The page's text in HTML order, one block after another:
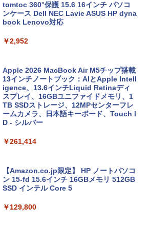
tomtoc 360°保護 15.6 16インチ パソコ
ンケース Dell NEC Lavie ASUS HP dyna
book Lenovo対応
￥2,952
Apple 2026 MacBook Air M5チップ搭載
13インチノートブック：AIとApple Intell
igence、13.6インチLiquid Retinaディ
スプレイ、16GBユニファイドメモリ、1
TB SSDストレージ、12MPセンターフレ
ームカメラ、日本語キーボード、Touch I
D - シルバー
￥261,414
【Amazon.co.jp限定】 HP ノートパソコ
ン 15-fd 15.6インチ 16GBメモリ 512GB
SSD インテル Core 5
￥129,800